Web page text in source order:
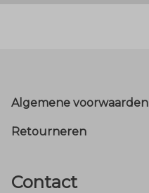
Footer
Algemene voorwaarden
Retourneren
Contact